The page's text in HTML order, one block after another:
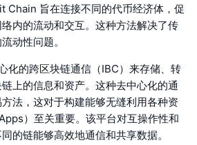
Chain 旨在连接不同的代币经济体，促
内的流动和交互。这种方法解决了传
动性问题。
化的跨区块链通信（IBC）来存储、转
上的信息和资产。这种去中心化的通
法，这对于构建能够无缝利用各种资
）至关重要。该平台对互操作性和
的链能够高效地通信和共享数据。